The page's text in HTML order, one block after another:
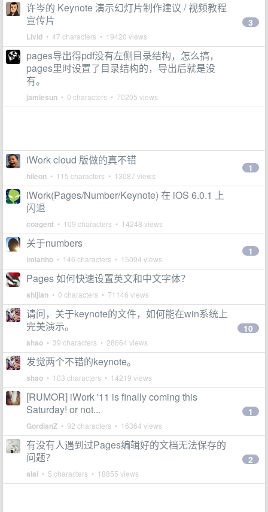
许岑的 Keynote 演示幻灯片制作建议 / 视频教程
宣传片
Livid • 47 characters • 19420 views
3
pages导出得pdf没有左侧目录结构，怎么搞，
pages里时设置了目录结构的，导出后就是没
有。
jamiesun • 0 characters • 70205 views
iWork cloud 版做的真不错
hileon • 115 characters • 13087 views
1
iWork(Pages/Number/Keynote) 在 iOS 6.0.1 上
闪退
coagent • 109 characters • 14248 views
关于numbers
imlanho • 146 characters • 15094 views
1
Pages 如何快速设置英文和中文字体？
shijian • 0 characters • 71146 views
请问，关于keynote的文件，如何能在win系统上
完美演示。
shao • 39 characters • 28664 views
10
发觉两个不错的keynote。
shao • 103 characters • 14219 views
[RUMOR] iWork '11 is finally coming this
Saturday! or not...
GordianZ • 92 characters • 16364 views
1
有没有人遇到过Pages编辑好的文档无法保存的
问题？
alai • 5 characters • 18855 views
2